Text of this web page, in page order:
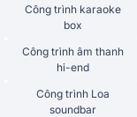
Công trình karaoke
box
Công trình âm thanh
hi-end
Công trình Loa
soundbar